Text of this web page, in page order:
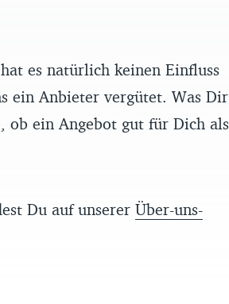
es natürlich keinen Einfluss
ein Anbieter vergütet. Was Dir
ob ein Angebot gut für Dich als
Du auf unserer Über-uns-